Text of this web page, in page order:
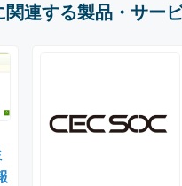
連する製品・サービ